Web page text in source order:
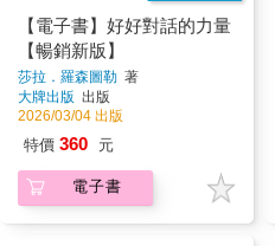
【電子書】好好對話的力量
【暢銷新版】
莎拉．羅森圖勒 著
大牌出版 出版
2026/03/04 出版
特價 360 元
電子書